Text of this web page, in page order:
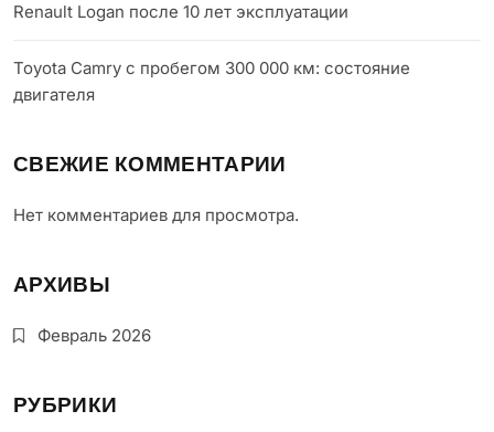
Renault Logan после 10 лет эксплуатации
Toyota Camry с пробегом 300 000 км: состояние
двигателя
СВЕЖИЕ КОММЕНТАРИИ
Нет комментариев для просмотра.
АРХИВЫ
Февраль 2026
РУБРИКИ